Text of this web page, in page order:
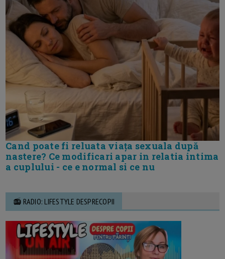
Cand poate fi reluata viața sexuala după
nastere? Ce modificari apar in relatia intima
a cuplului - ce e normal si ce nu
📻 RADIO: LIFESTYLE DESPRECOPII